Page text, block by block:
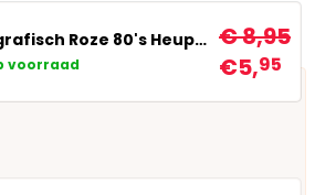
Holografisch Roze 80's Heuptasje
voorraad
€ 8,95
€5,95